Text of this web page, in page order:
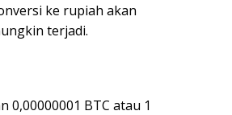
ke rupiah akan
terjadi.
0,00000001 BTC atau 1